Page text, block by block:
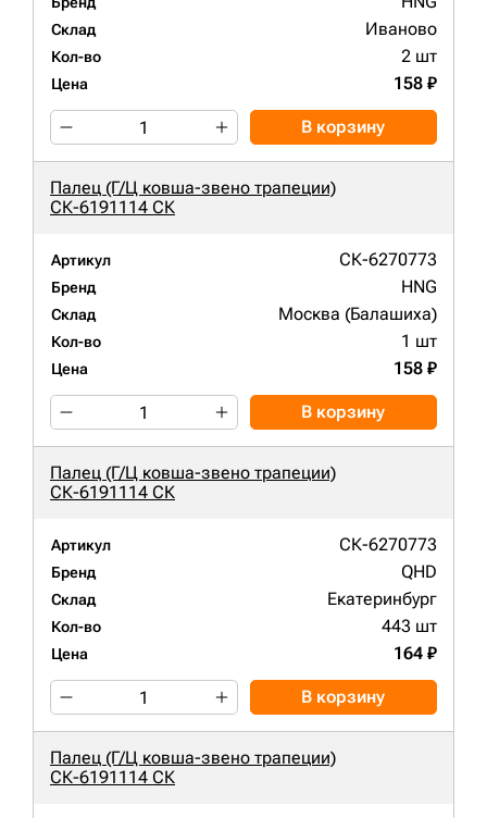
Склад Иваново
Кол-во 2 шт
Цена 158 ₽
В корзину
Палец (Г/Ц ковша-звено трапеции)
СК-6191114 СК
Артикул СК-6270773
Бренд HNG
Склад Москва (Балашиха)
Кол-во 1 шт
Цена 158 ₽
В корзину
Палец (Г/Ц ковша-звено трапеции)
СК-6191114 СК
Артикул СК-6270773
Бренд QHD
Склад Екатеринбург
Кол-во 443 шт
Цена 164 ₽
В корзину
Палец (Г/Ц ковша-звено трапеции)
СК-6191114 СК